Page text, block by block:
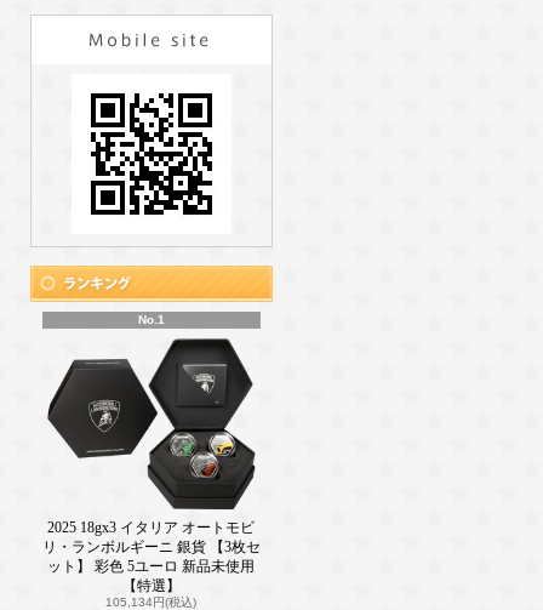
No.1
2025 18gx3 イタリア オートモビ
リ・ランボルギーニ 銀貨 【3枚セ
ット】 彩色 5ユーロ 新品未使用
【特選】
105,134円(税込)